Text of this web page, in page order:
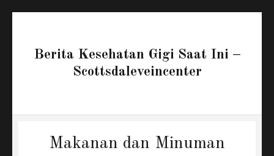
Berita Kesehatan Gigi Saat Ini –
Scottsdaleveincenter
Makanan dan Minuman